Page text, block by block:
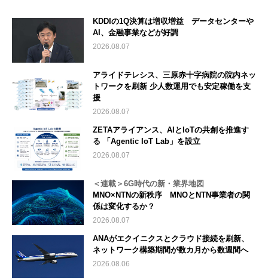
KDDIの1Q決算は増収増益 データセンターや
AI、金融事業などが好調
2026.08.07
アライドテレシス、三原赤十字病院の院内ネッ
トワークを刷新 少人数運用でも安定稼働を支
援
2026.08.07
ZETAアライアンス、AIとIoTの共創を推進す
る 「Agentic IoT Lab」を設立
2026.08.07
＜連載＞6G時代の新・業界地図
MNO×NTNの新秩序 MNOとNTN事業者の関
係は変化するか？
2026.08.07
ANAがエクイニクスとクラウド接続を刷新、
ネットワーク構築期間が数カ月から数週間へ
2026.08.06